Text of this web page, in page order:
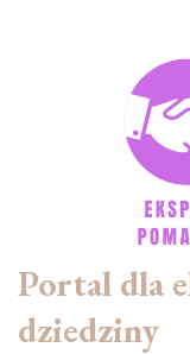
Portal dla
dziedziny